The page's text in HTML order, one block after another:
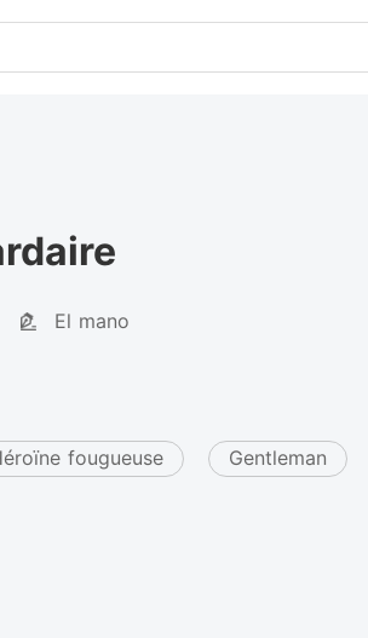
El mano
fougueuse Gentleman